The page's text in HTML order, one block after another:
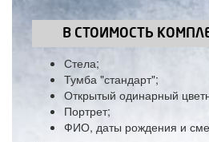
В СТОИМОСТЬ
Стела;
Тумба "стандарт";
Открытый одинарный
Портрет;
ФИО, даты рождения и